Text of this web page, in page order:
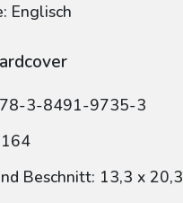
Englisch
3-8491-9735-3
Beschnitt: 13,3 x 20,3